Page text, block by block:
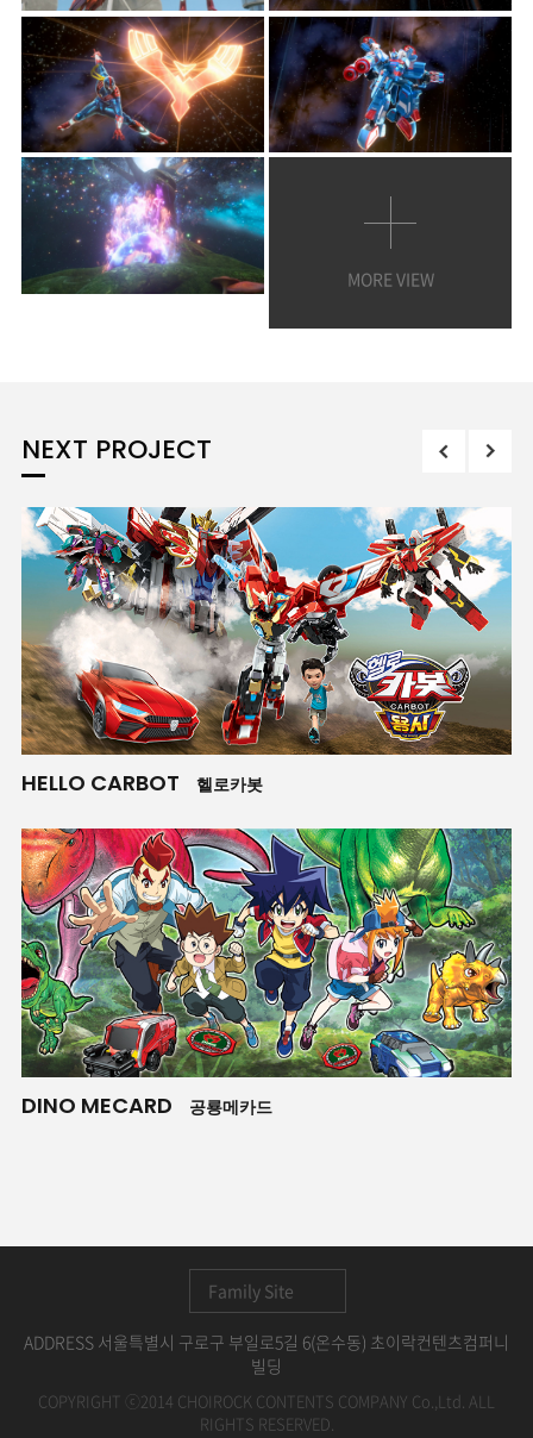
MORE VIEW
NEXT PROJECT
HELLO CARBOT 헬로카봇
DINO MECARD 공룡메카드
ADDRESS 서울특별시 구로구 부일로5길 6(온수동) 초이락컨텐츠컴퍼니
빌딩
COPYRIGHT ⓒ2014 CHOIROCK CONTENTS COMPANY Co.,Ltd. ALL
RIGHTS RESERVED.
Family Site